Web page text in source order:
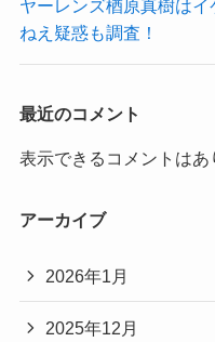
ヤーレンズ楢原真樹は
ねえ疑惑も調査！
最近のコメント
表示できるコメントはあ
アーカイブ
2026年1月
2025年12月